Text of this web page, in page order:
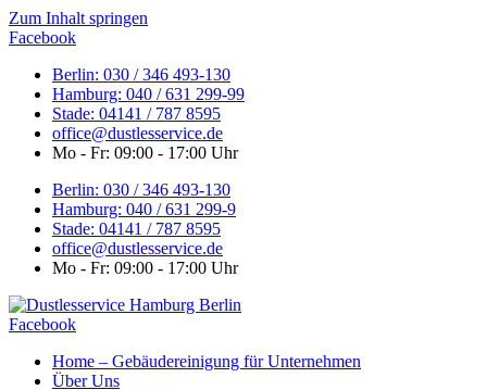
Zum Inhalt springen
Facebook
Berlin: 030 / 346 493-130
Hamburg: 040 / 631 299-99
Stade: 04141 / 787 8595
office@dustlesservice.de
Mo - Fr: 09:00 - 17:00 Uhr
Berlin: 030 / 346 493-130
Hamburg: 040 / 631 299-9
Stade: 04141 / 787 8595
office@dustlesservice.de
Mo - Fr: 09:00 - 17:00 Uhr
Facebook
Home – Gebäudereinigung für Unternehmen
Über Uns